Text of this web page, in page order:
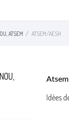
ATSEM ATSEM/AESH
Idées